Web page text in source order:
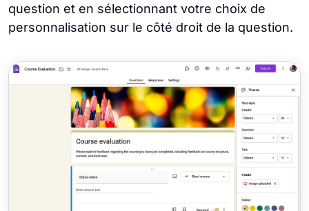
question et en sélectionnant votre choix de
personnalisation sur le côté droit de la question.